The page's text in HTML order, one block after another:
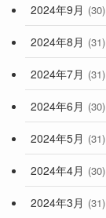
2024年9月 (30)
2024年8月 (31)
2024年7月 (31)
2024年6月 (30)
2024年5月 (31)
2024年4月 (30)
2024年3月 (31)